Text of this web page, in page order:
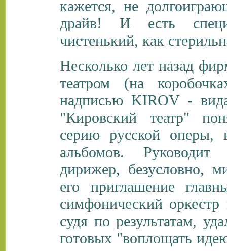
кажется, не
драйв! И есть
чистенький, как
Несколько лет назад
театром (на
надписью KIROV -
"Кировский театр"
серию русской оперы,
альбомов. Руководит
дирижер, безусловно,
его приглашение
симфонический
судя по результатам,
готовых "воплощать